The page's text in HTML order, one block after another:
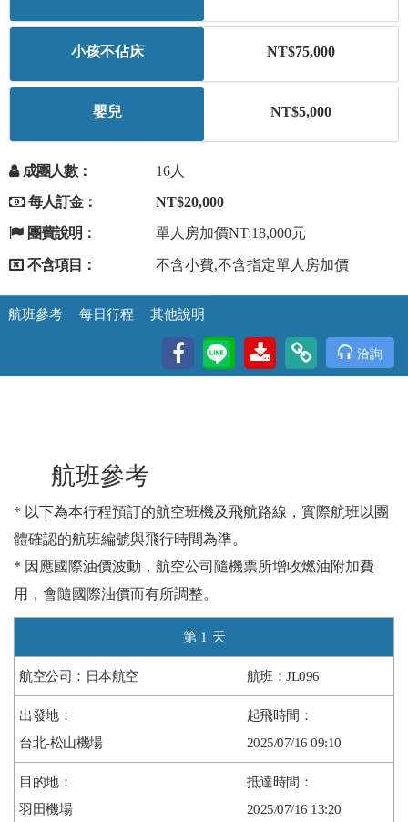
小孩不佔床 NT$75,000
嬰兒 NT$5,000
成團人數：
16人
每人訂金：
NT$20,000
團費說明：
單人房加價NT:18,000元
不含項目： 不含小費,不含指定單人房加價
航班參考 每日行程 其他說明
洽詢
航班參考
* 以下為本行程預訂的航空班機及飛航路線，實際航班以團
體確認的航班編號與飛行時間為準。
* 因應國際油價波動，航空公司隨機票所增收燃油附加費
用，會隨國際油價而有所調整。
1
日本航空 JL096
台北-松山機場 2025/07/16 09:10
羽田機場 2025/07/16 13:20